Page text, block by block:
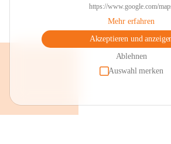
https://www.google.com/
Mehr erfahren
Akzeptieren und
Ablehnen
Auswahl merken